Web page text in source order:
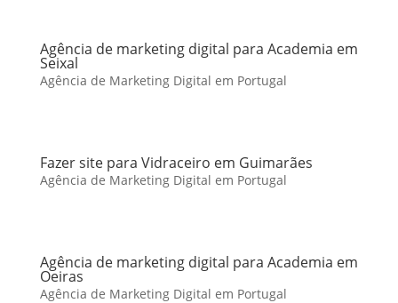
Agência de marketing digital para Academia em
Seixal
Agência de Marketing Digital em Portugal
Fazer site para Vidraceiro em Guimarães
Agência de Marketing Digital em Portugal
Agência de marketing digital para Academia em
Oeiras
Agência de Marketing Digital em Portugal